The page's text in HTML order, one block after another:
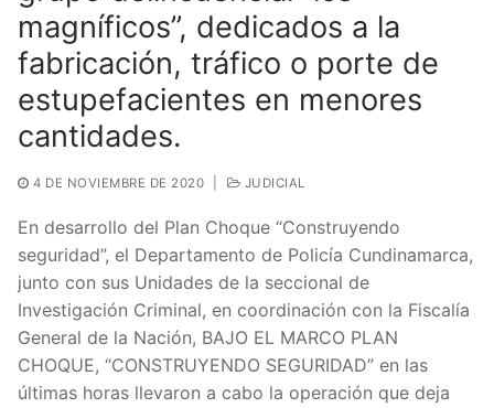
magníficos”, dedicados a la
fabricación, tráfico o porte de
estupefacientes en menores
cantidades.
4 DE NOVIEMBRE DE 2020 JUDICIAL
En desarrollo del Plan Choque “Construyendo
seguridad”, el Departamento de Policía Cundinamarca,
junto con sus Unidades de la seccional de
Investigación Criminal, en coordinación con la Fiscalía
General de la Nación, BAJO EL MARCO PLAN
CHOQUE, “CONSTRUYENDO SEGURIDAD” en las
últimas horas llevaron a cabo la operación que deja